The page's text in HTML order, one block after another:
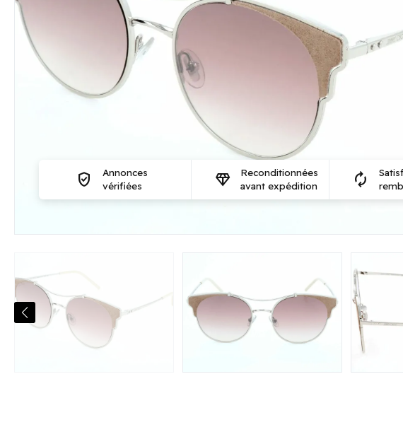
verified_user
Annonces
vérifiées
diamond
Reconditionnées
avant expédition
autorenew